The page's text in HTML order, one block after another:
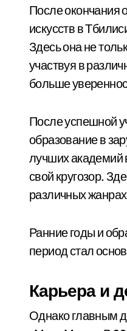
После окончания
искусств в
Здесь она не
участвуя в
больше
После успешной
образование в
лучших академий
свой кругозор.
различных
Ранние годы и
период стал
Карьера и
Однако главным